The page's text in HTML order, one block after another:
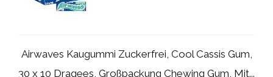
Airwaves Kaugummi Zuckerfrei, Cool Cassis Gum,
30 x 10 Dragees, Großpackung Chewing Gum, Mit...